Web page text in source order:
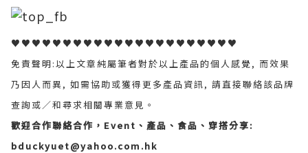
♥♥♥♥♥♥♥♥♥♥♥♥♥♥♥♥♥♥♥♥♥♥
免責聲明:以上文章純屬筆者對於以上產品的個人感覺, 而效果
乃因人而異, 如需協助或獲得更多產品資訊, 請直接聯絡該品牌
查詢或∕和尋求相關專業意見。
歡迎合作聯絡合作，Event、產品、食品、穿搭分享:
bduckyuet@yahoo.com.hk